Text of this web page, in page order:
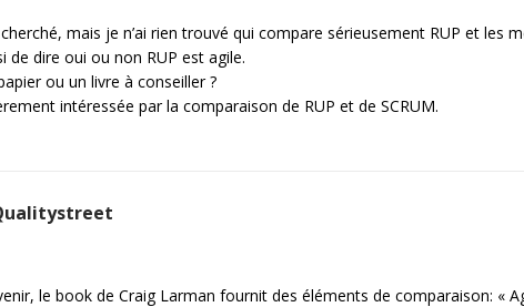
cherché, mais je n’ai rien trouvé qui compare sérieusement RUP et les
de dire oui ou non RUP est agile.
ou un livre à conseiller ?
intéressée par la comparaison de RUP et de SCRUM.
le book de Craig Larman fournit des éléments de comparaison: «